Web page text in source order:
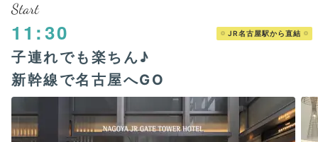
Start
11:30 JR名古屋駅から直結
子連れでも楽ちん♪
新幹線で名古屋へGO